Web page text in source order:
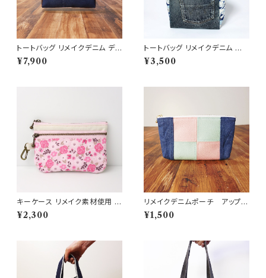
トートバッグ リメイクデニム デニ
ムバッグ
¥7,900
トートバッグ リメイクデニム 猫
波乗り サーフィン ジーンズ イン
ディゴブルー RD-0053
¥3,500
キーケース リメイク素材使用 カ
ードケース 財布 RD94
¥2,300
リメイクデニムポーチ アップサ
イクル ジーンズリメイク フェ
イクレザー RD158
¥1,500